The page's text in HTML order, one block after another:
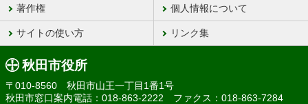
著作権 個人情報について
サイトの使い方 リンク集
秋田市役所
〒010-8560 秋田市山王一丁目1番1号
秋田市窓口案内電話：018-863-2222 ファクス：018-863-7284